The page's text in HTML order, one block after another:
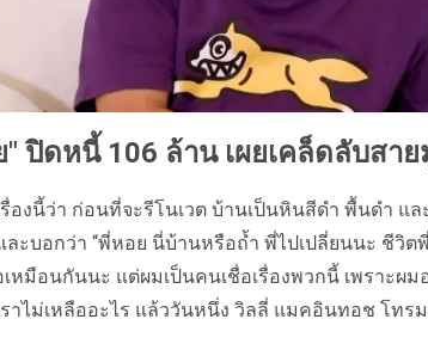
" ปิดหนี้ 106 ล้าน เผยเคล็ดลับสา
รื่องนี้ว่า ก่อนที่จะรีโนเวต บ้านเป็นหินสีดำ พื้นดำ
ะบอกว่า “พี่หอย นี่บ้านหรือถ้ำ พี่ไปเปลี่ยนนะ ชีวิต
หมือนกันนะ แต่ผมเป็นคนเชื่อเรื่องพวกนี้ เพราะผ
ราไม่เหลืออะไร แล้ววันหนึ่ง วิลลี่ แมคอินทอช โท